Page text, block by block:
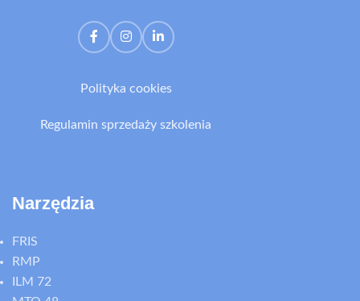
Polityka cookies
Regulamin sprzedaży szkolenia
Narzędzia
FRIS
RMP
ILM 72